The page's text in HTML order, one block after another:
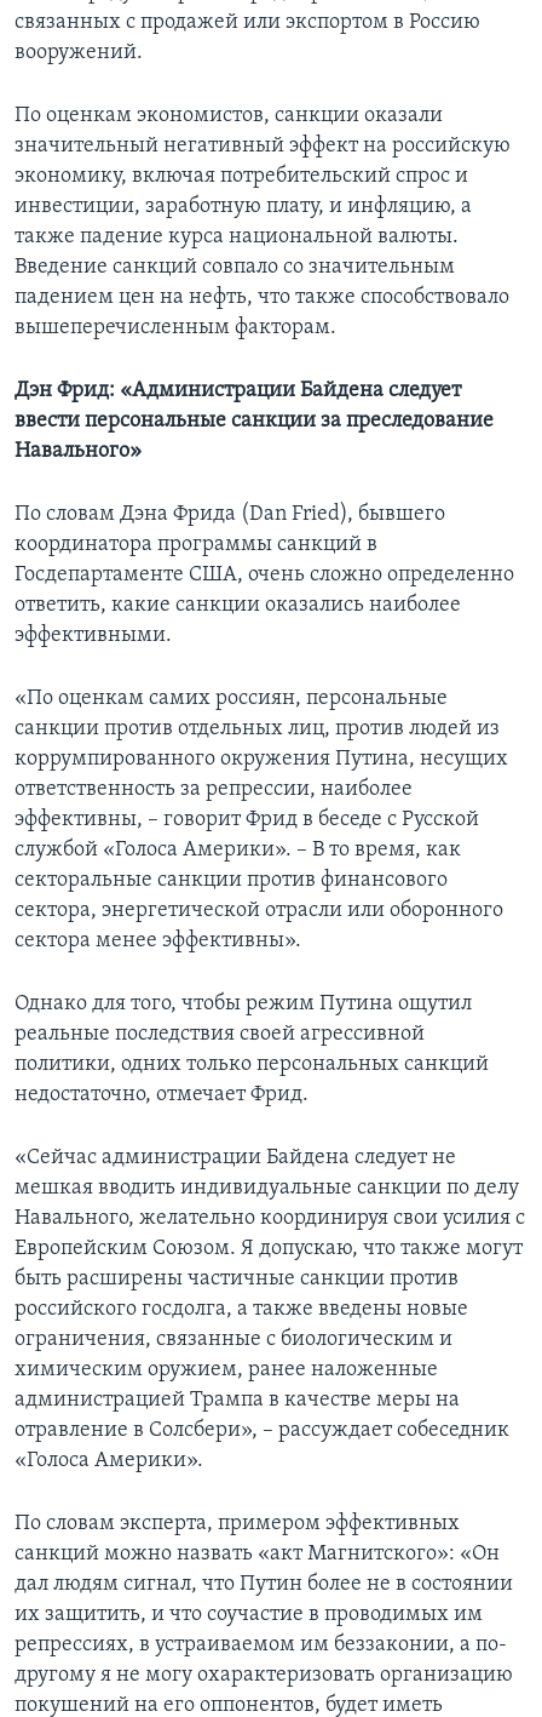
связанных с продажей или экспортом в Россию
вооружений.
По оценкам экономистов, санкции оказали
значительный негативный эффект на российскую
экономику, включая потребительский спрос и
инвестиции, заработную плату, и инфляцию, а
также падение курса национальной валюты.
Введение санкций совпало со значительным
падением цен на нефть, что также способствовало
вышеперечисленным факторам.
Дэн Фрид: «Администрации Байдена следует
ввести персональные санкции за преследование
Навального»
По словам Дэна Фрида (Dan Fried), бывшего
координатора программы санкций в
Госдепартаменте США, очень сложно определенно
ответить, какие санкции оказались наиболее
эффективными.
«По оценкам самих россиян, персональные
санкции против отдельных лиц, против людей из
коррумпированного окружения Путина, несущих
ответственность за репрессии, наиболее
эффективны, – говорит Фрид в беседе с Русской
службой «Голоса Америки». – В то время, как
секторальные санкции против финансового
сектора, энергетической отрасли или оборонного
сектора менее эффективны».
Однако для того, чтобы режим Путина ощутил
реальные последствия своей агрессивной
политики, одних только персональных санкций
недостаточно, отмечает Фрид.
«Сейчас администрации Байдена следует не
мешкая вводить индивидуальные санкции по делу
Навального, желательно координируя свои усилия с
Европейским Союзом. Я допускаю, что также могут
быть расширены частичные санкции против
российского госдолга, а также введены новые
ограничения, связанные с биологическим и
химическим оружием, ранее наложенные
администрацией Трампа в качестве меры на
отравление в Солсбери», – рассуждает собеседник
«Голоса Америки».
По словам эксперта, примером эффективных
санкций можно назвать «акт Магнитского»: «Он
дал людям сигнал, что Путин более не в состоянии
их защитить, и что соучастие в проводимых им
репрессиях, в устраиваемом им беззаконии, а по-
другому я не могу охарактеризовать организацию
покушений на его оппонентов, будет иметь